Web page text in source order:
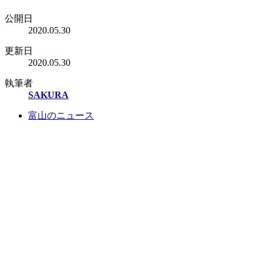
公開日
2020.05.30
更新日
2020.05.30
執筆者
SAKURA
富山のニュース